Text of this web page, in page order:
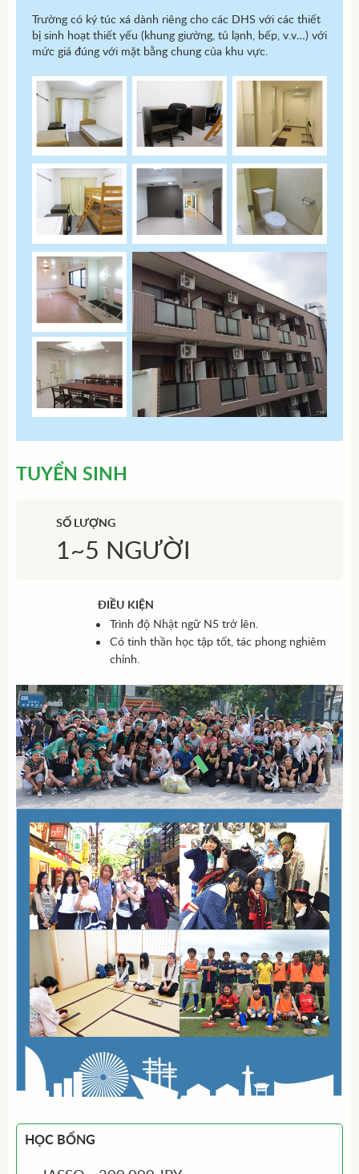
Trường có ký túc xá dành riêng cho các DHS với các thiết
bị sinh hoạt thiết yếu (khung giường, tủ lạnh, bếp, v.v…) với
mức giá đúng với mặt bằng chung của khu vực.
TUYỂN SINH
SỐ LƯỢNG
1~5 NGƯỜI
ĐIỀU KIỆN
Trình độ Nhật ngữ N5 trở lên.
Có tinh thần học tập tốt, tác phong nghiêm
chỉnh.
HỌC BỔNG